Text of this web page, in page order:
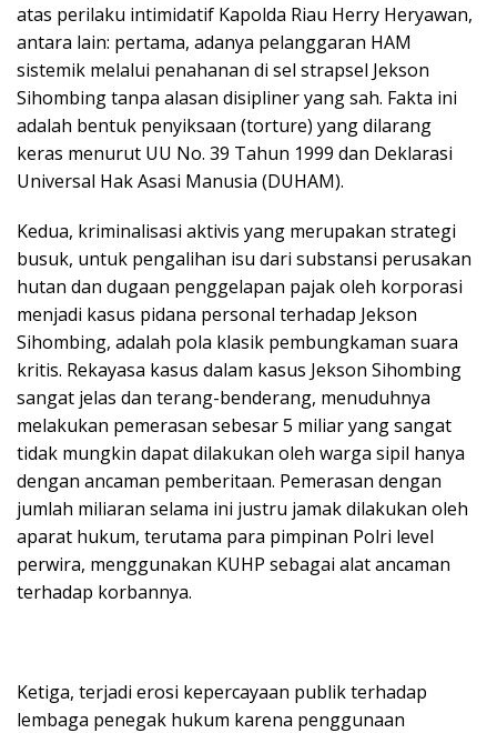
atas perilaku intimidatif Kapolda Riau Herry Heryawan,
antara lain: pertama, adanya pelanggaran HAM
sistemik melalui penahanan di sel strapsel Jekson
Sihombing tanpa alasan disipliner yang sah. Fakta ini
adalah bentuk penyiksaan (torture) yang dilarang
keras menurut UU No. 39 Tahun 1999 dan Deklarasi
Universal Hak Asasi Manusia (DUHAM).
Kedua, kriminalisasi aktivis yang merupakan strategi
busuk, untuk pengalihan isu dari substansi perusakan
hutan dan dugaan penggelapan pajak oleh korporasi
menjadi kasus pidana personal terhadap Jekson
Sihombing, adalah pola klasik pembungkaman suara
kritis. Rekayasa kasus dalam kasus Jekson Sihombing
sangat jelas dan terang-benderang, menuduhnya
melakukan pemerasan sebesar 5 miliar yang sangat
tidak mungkin dapat dilakukan oleh warga sipil hanya
dengan ancaman pemberitaan. Pemerasan dengan
jumlah miliaran selama ini justru jamak dilakukan oleh
aparat hukum, terutama para pimpinan Polri level
perwira, menggunakan KUHP sebagai alat ancaman
terhadap korbannya.
Ketiga, terjadi erosi kepercayaan publik terhadap
lembaga penegak hukum karena penggunaan